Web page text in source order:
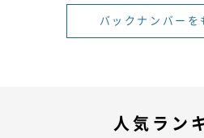
バックナンバーを
人気ラン